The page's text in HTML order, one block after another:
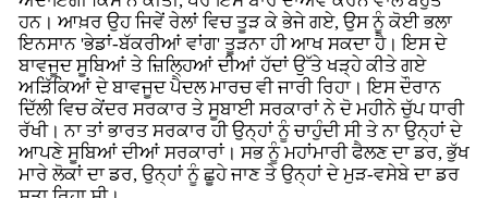
ਹਨ। ਆਖ਼ਰ ਉਹ ਜਿਵੇਂ ਰੇਲਾਂ ਵਿਚ ਤੂੜ ਕੇ ਭੇਜੇ ਗਏ, ਉਸ ਨੂੰ ਕੋਈ ਭਲਾ
ਇਨਸਾਨ 'ਭੇਡਾਂ-ਬੱਕਰੀਆਂ ਵਾਂਗ' ਤੂੜਨਾ ਹੀ ਆਖ ਸਕਦਾ ਹੈ। ਇਸ ਦੇ
ਬਾਵਜੂਦ ਸੂਬਿਆਂ ਤੇ ਜ਼ਿਲ੍ਹਿਆਂ ਦੀਆਂ ਹੱਦਾਂ ਉੱਤੇ ਖੜ੍ਹੇ ਕੀਤੇ ਗਏ
ਅੜਿੱਕਿਆਂ ਦੇ ਬਾਵਜੂਦ ਪੈਦਲ ਮਾਰਚ ਵੀ ਜਾਰੀ ਰਿਹਾ। ਇਸ ਦੌਰਾਨ
ਦਿੱਲੀ ਵਿਚ ਕੇਂਦਰ ਸਰਕਾਰ ਤੇ ਸੂਬਾਈ ਸਰਕਾਰਾਂ ਨੇ ਦੋ ਮਹੀਨੇ ਚੁੱਪ ਧਾਰੀ
ਰੱਖੀ। ਨਾ ਤਾਂ ਭਾਰਤ ਸਰਕਾਰ ਹੀ ਉਨ੍ਹਾਂ ਨੂੰ ਚਾਹੁੰਦੀ ਸੀ ਤੇ ਨਾ ਉਨ੍ਹਾਂ ਦੇ
ਆਪਣੇ ਸੂਬਿਆਂ ਦੀਆਂ ਸਰਕਾਰਾਂ। ਸਭ ਨੂੰ ਮਹਾਂਮਾਰੀ ਫੈਲਣ ਦਾ ਡਰ, ਭੁੱਖ
ਮਾਰੇ ਲੋਕਾਂ ਦਾ ਡਰ, ਉਨ੍ਹਾਂ ਨੂੰ ਛੂਹੇ ਜਾਣ ਤੇ ਉਨ੍ਹਾਂ ਦੇ ਮੁੜ-ਵਸੇਬੇ ਦਾ ਡਰ